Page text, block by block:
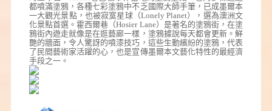
都噴滿塗鴉，各種七彩塗鴉中不乏國際大師手筆，已成墨爾本
一大觀光景點，也被寂寞星球（Lonely Planet），選為澳洲文
化景點首選。霍西爾巷（Hosier Lane）是著名的塗鴉街，在塗
鴉街內遊走就像是在逛藝廊一樣，塗鴉據說每天都會更新。鮮
艷的牆面，令人驚訝的噴漆技巧，這些生動繽紛的塗鴉，代表
了民間藝術家活躍的心，也是宣傳墨爾本文藝化特性的最經濟
手段之一。